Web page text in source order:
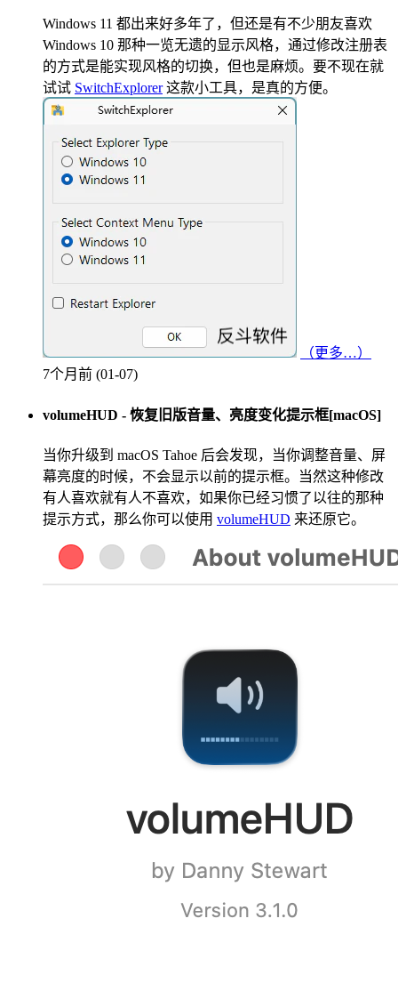
Windows 11 都出来好多年了，但还是有不少朋友喜欢
Windows 10 那种一览无遗的显示风格，通过修改注册表
的方式是能实现风格的切换，但也是麻烦。要不现在就
试试 SwitchExplorer这款小工具，是真的方便。
（更多…）
7个月前 (01-07)
volumeHUD - 恢复旧版音量、亮度变化提示框[macOS]
当你升级到 macOS Tahoe 后会发现，当你调整音量、屏
幕亮度的时候，不会显示以前的提示框。当然这种修改
有人喜欢就有人不喜欢，如果你已经习惯了以往的那种
提示方式，那么你可以使用 volumeHUD 来还原它。